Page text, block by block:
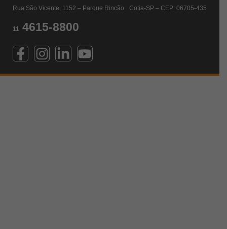
Rua São Vicente, 1152 – Parque Rincão Cotia-SP – CEP: 06705-435
11 4615-8800